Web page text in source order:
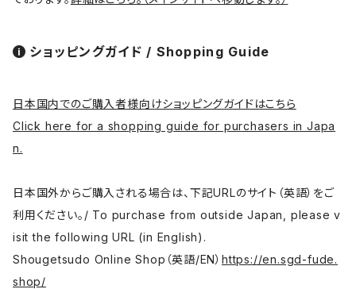
ショッピングガイド / Shopping Guide
日本国内でのご購入者様向けショッピングガイドはこちら
Click here for a shopping guide for purchasers in Japa
n.
日本国外からご購入される場合は、下記URLのサイト（英語）をご
利用ください。/ To purchase from outside Japan, please v
isit the following URL (in English).
Shougetsudo Online Shop（英語/EN）https://en.sgd-fude.
shop/